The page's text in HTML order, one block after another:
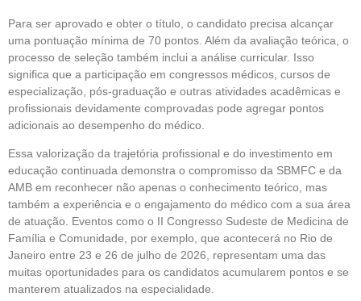
Para ser aprovado e obter o título, o candidato precisa alcançar
uma pontuação mínima de 70 pontos. Além da avaliação teórica, o
processo de seleção também inclui a análise curricular. Isso
significa que a participação em congressos médicos, cursos de
especialização, pós-graduação e outras atividades acadêmicas e
profissionais devidamente comprovadas pode agregar pontos
adicionais ao desempenho do médico.
Essa valorização da trajetória profissional e do investimento em
educação continuada demonstra o compromisso da SBMFC e da
AMB em reconhecer não apenas o conhecimento teórico, mas
também a experiência e o engajamento do médico com a sua área
de atuação. Eventos como o II Congresso Sudeste de Medicina de
Família e Comunidade, por exemplo, que acontecerá no Rio de
Janeiro entre 23 e 26 de julho de 2026, representam uma das
muitas oportunidades para os candidatos acumularem pontos e se
manterem atualizados na especialidade.